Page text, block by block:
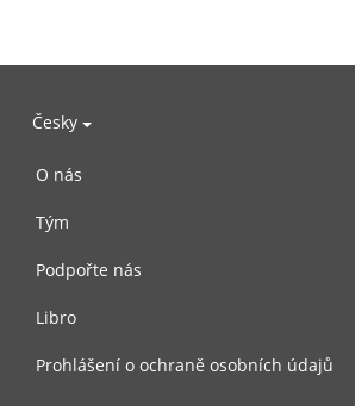
Česky
O nás
Tým
Podpořte nás
Libro
Prohlášení o ochraně osobních údajů